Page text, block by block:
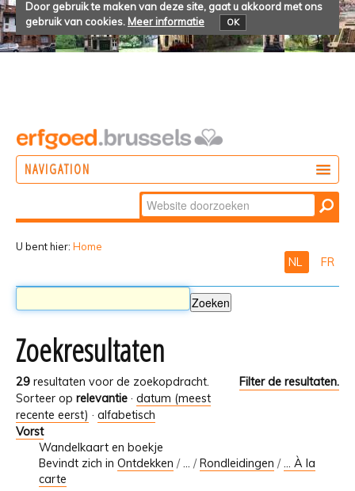
Door gebruik te maken van deze site, gaat u akkoord met ons
gebruik van cookies. Meer informatie OK
NAVIGATION
Zoek
Geavanceerd
U bent hier: Home
NL FR
Zoekresultaten
29 resultaten voor de zoekopdracht.
Filter de resultaten.
Sorteer op relevantie · datum (meest
recente eerst) · alfabetisch
Vorst
Wandelkaart en boekje
Bevindt zich in Ontdekken /… /Rondleidingen /... À la
carte